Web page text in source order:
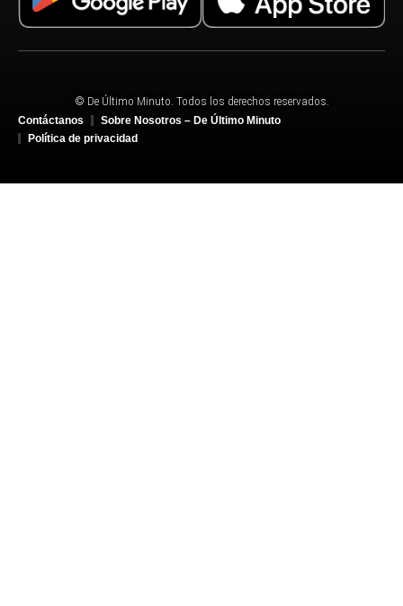
© De Último Minuto. Todos los derechos reservados.
Contáctanos
Sobre Nosotros – De Último Minuto
Política de privacidad